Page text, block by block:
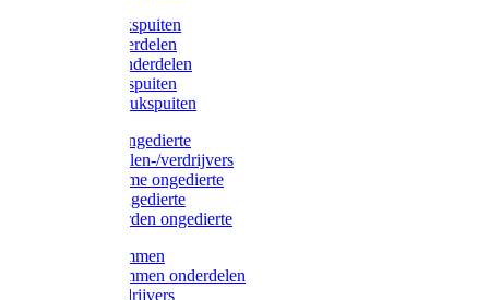
Gloria drukspuiten
Gloria onderdelen
Gardena onderdelen
Dario drukspuiten
Gardena drukspuiten
Diversen ongedierte
Insectenvallen-/verdrijvers
Protect Home ongedierte
Solabiol ongedierte
Protect Garden ongedierte
Mollenklemmen
Mollenklemmen onderdelen
Mollenverdrijvers